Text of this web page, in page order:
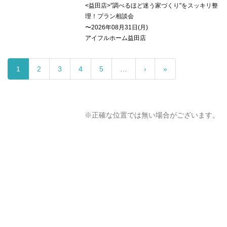
<益田店>"調べるほど迷う家づくり"をスッキリ整
理！プラン相談会
〜2026年08月31日(月)
アイフルホーム益田店
1 2 3 4 5 › »
※正確な位置では無い場合がございます。